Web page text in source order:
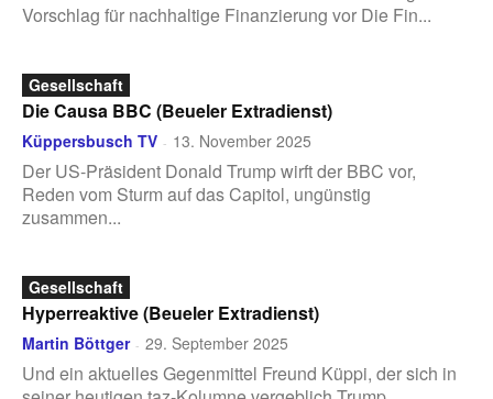
Vorschlag für nachhaltige Finanzierung vor Die Fin...
Gesellschaft
Die Causa BBC (Beueler Extradienst)
Küppersbusch TV - 13. November 2025
Der US-Präsident Donald Trump wirft der BBC vor,
Reden vom Sturm auf das Capitol, ungünstig
zusammen...
Gesellschaft
Hyperreaktive (Beueler Extradienst)
Martin Böttger - 29. September 2025
Und ein aktuelles Gegenmittel Freund Küppi, der sich in